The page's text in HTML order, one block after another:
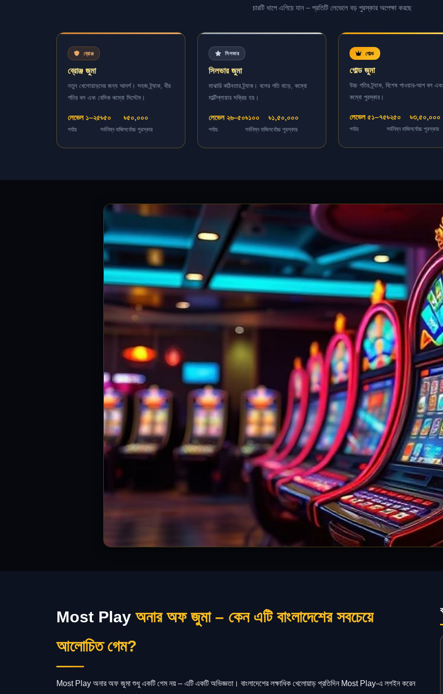
চারটি ধাপে এগিয়ে যান – প্রতিটি লেভেলে বড় পুরস্কার অপেক্ষা করছে
ব্রোঞ্জ
ব্রোঞ্জ জুমা
নতুন খেলোয়াড়দের জন্য আদর্শ। সহজ ট্র্যাক, ধীর
গতির বল এবং বেসিক কম্বো সিস্টেম।
লেভেল ১–২৫
পর্যায়
৳৫০
সর্বনিম্ন বাজি
৳৫০,০০০
সর্বোচ্চ পুরস্কার
সিলভার
সিলভার জুমা
মাঝারি কঠিনতার ট্র্যাক। বলের গতি বাড়ে, কম্বো
মাল্টিপ্লায়ার সক্রিয় হয়।
লেভেল ২৬–৫০
পর্যায়
৳১০০
সর্বনিম্ন বাজি
৳১,৫০,০০০
সর্বোচ্চ পুরস্কার
গোল্ড
গোল্ড জুমা
উচ্চ গতির ট্র্যাক, বিশেষ পাওয়ার-আপ বল
কম্বো পুরস্কার।
লেভেল ৫১–৭৫
পর্যায়
৳২৫০
সর্বনিম্ন বাজি
৳৩,৫০,০০০
সর্বোচ্চ পুরস্কার
Most Play অনার অফ জুমা – কেন এটি বাংলাদেশের সবচেয়ে
আলোচিত গেম?
Most Play অনার অফ জুমা শুধু একটি গেম নয় – এটি একটি অভিজ্ঞতা। বাংলাদেশের লক্ষাধিক খেলোয়াড় প্রতিদিন Most Play-এ লগইন করেন